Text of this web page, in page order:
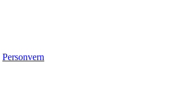
Personvern